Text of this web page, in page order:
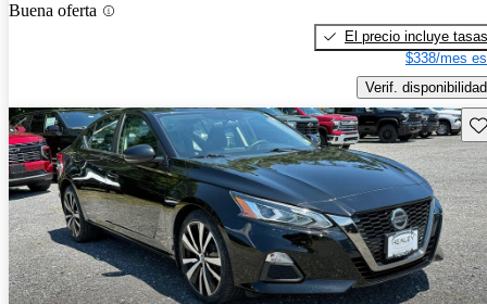
Buena oferta
El precio incluye tasas
$338/mes
Verif. disponibilidad